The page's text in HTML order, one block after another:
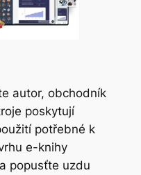
autor, obchodník
poskytují
potřebné k
e-knihy
popusťte uzdu